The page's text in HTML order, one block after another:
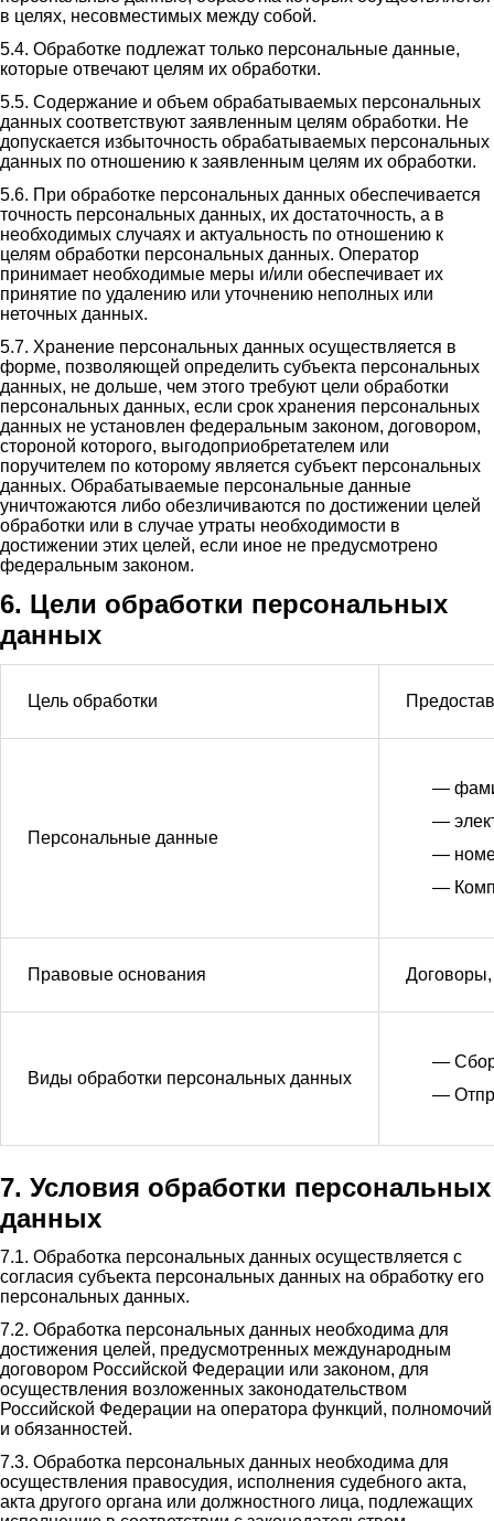
в целях, несовместимых между собой.
5.4. Обработке подлежат только персональные данные,
которые отвечают целям их обработки.
5.5. Содержание и объем обрабатываемых персональных
данных соответствуют заявленным целям обработки. Не
допускается избыточность обрабатываемых персональных
данных по отношению к заявленным целям их обработки.
5.6. При обработке персональных данных обеспечивается
точность персональных данных, их достаточность, а в
необходимых случаях и актуальность по отношению к
целям обработки персональных данных. Оператор
принимает необходимые меры и/или обеспечивает их
принятие по удалению или уточнению неполных или
неточных данных.
5.7. Хранение персональных данных осуществляется в
форме, позволяющей определить субъекта персональных
данных, не дольше, чем этого требуют цели обработки
персональных данных, если срок хранения персональных
данных не установлен федеральным законом, договором,
стороной которого, выгодоприобретателем или
поручителем по которому является субъект персональных
данных. Обрабатываемые персональные данные
уничтожаются либо обезличиваются по достижении целей
обработки или в случае утраты необходимости в
достижении этих целей, если иное не предусмотрено
федеральным законом.
6. Цели обработки персональных
данных
Цель обработки
Персональные данные
—
—
—
—
Правовые основания
Виды обработки персональных данных
—
—
7. Условия обработки персональных
данных
7.1. Обработка персональных данных осуществляется с
согласия субъекта персональных данных на обработку его
персональных данных.
7.2. Обработка персональных данных необходима для
достижения целей, предусмотренных международным
договором Российской Федерации или законом, для
осуществления возложенных законодательством
Российской Федерации на оператора функций, полномочий
и обязанностей.
7.3. Обработка персональных данных необходима для
осуществления правосудия, исполнения судебного акта,
акта другого органа или должностного лица, подлежащих